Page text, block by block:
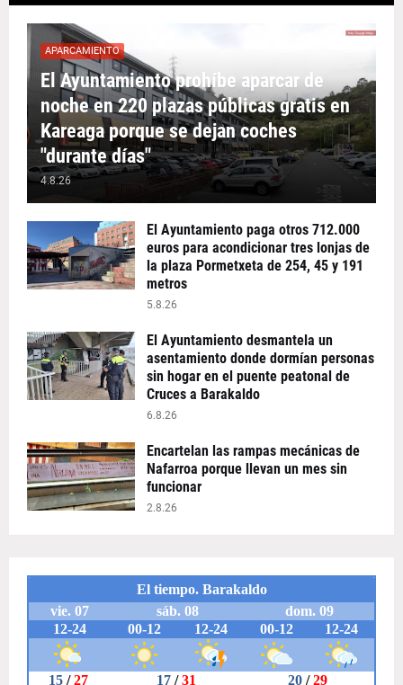
APARCAMIENTO
El Ayuntamiento prohíbe aparcar de
noche en 220 plazas públicas gratis en
Kareaga porque se dejan coches
"durante días"
4.8.26
El Ayuntamiento paga otros 712.000
euros para acondicionar tres lonjas de
la plaza Pormetxeta de 254, 45 y 191
metros
5.8.26
El Ayuntamiento desmantela un
asentamiento donde dormían personas
sin hogar en el puente peatonal de
Cruces a Barakaldo
6.8.26
Encartelan las rampas mecánicas de
Nafarroa porque llevan un mes sin
funcionar
2.8.26